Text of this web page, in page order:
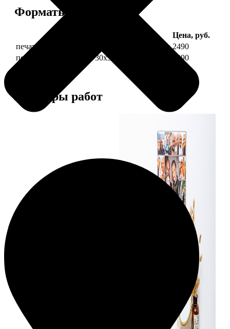
Форматы и цены
Цена, руб.
печать фото на холсте 30х30 на подрамнике 2490
печать фото на холсте 30х30 в раме
4990
Примеры работ